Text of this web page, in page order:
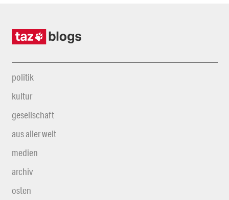
politik
kultur
gesellschaft
aus aller welt
medien
archiv
osten